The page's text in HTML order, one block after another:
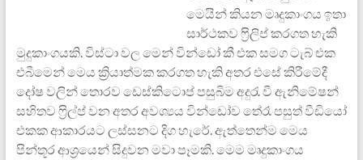
මෙයින් කියන මෘදුකාංගය ඉතා
සාර්ථකව ෆ්‍රිලිප් කරගත හැකි
මුදුකාංගයකි. විස්‍ටා වල මෙන් වින්ඩෝ කී එක සමග ‍ටැබ් එක
එබීමෙන් මෙය ක්‍රියාත්මක කරගත හැකි අතර එසේ කිරීමේදී
දෝෂ වලින් තොරව ‍ඩෙස්කිටොප් පසුබිම අදුරැ ‍වී ඇනිමේෂන්
සහිතව ෆ්‍රිල්ප් වන අතර අවශ්‍යය වින්ඩෝව තේරෑ පසුත් වීඩියෝ
එකක ආකාරයට ලස්සනට දිග හැරේ.ඇත්තෙන්ම මෙය
පින්තූර ආශ්‍රයෙන් සිදුවන මවා පෑමකි. මෙම මෘදුකාංගය